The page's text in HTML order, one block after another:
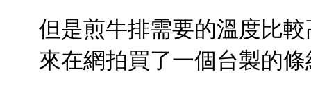
但是煎牛排需要的溫度比
來在網拍買了一個台製的